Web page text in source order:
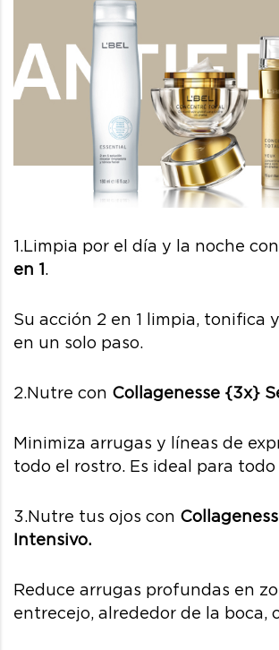
1.Limpia por el día y la noche con
en 1.
Su acción 2 en 1 limpia, tonifica
en un solo paso.
2.Nutre con Collagenesse {3x}
Minimiza arrugas y líneas de
todo el rostro. Es ideal para
3.Nutre tus ojos con
Intensivo.
Reduce arrugas profundas en
entrecejo, alrededor de la boca,